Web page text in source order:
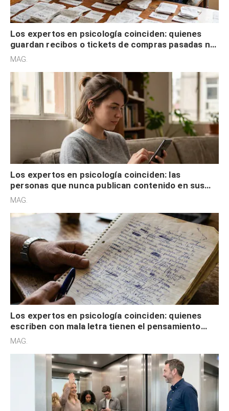
Los expertos en psicología coinciden: quienes
guardan recibos o tickets de compras pasadas no
son acumuladores, sino que tienen necesidad de
MAG.
Los expertos en psicología coinciden: las
personas que nunca publican contenido en sus
redes sociales no pretenden buscar validación
MAG.
Los expertos en psicología coinciden: quienes
escriben con mala letra tienen el pensamiento
acelerado y no lo hacen por desinterés
MAG.